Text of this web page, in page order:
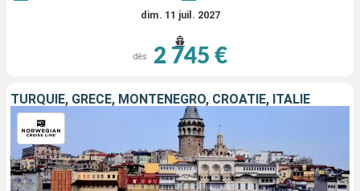
dim. 11 juil. 2027
dès 2 745 €
TURQUIE, GRÈCE, MONTÉNÉGRO, CROATIE, ITALIE